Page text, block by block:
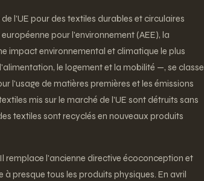
l'UE pour des textiles durables et circulaires
pour l'environnement (AEE), la
impact environnemental et climatique le plus
le logement et la mobilité —, se classe
l'usage de matières premières et les émissions
mis sur le marché de l'UE sont détruits sans
textiles sont recyclés en nouveaux produits
remplace l'ancienne directive écoconception et
presque tous les produits physiques. En avril